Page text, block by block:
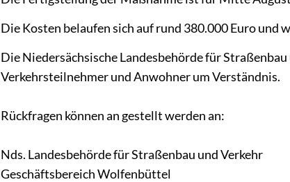
Die Kosten belaufen sich auf rund 380.000 Euro und
Die Niedersächsische Landesbehörde für
Verkehrsteilnehmer und Anwohner um Verständnis.
Rückfragen können an gestellt werden an:
Nds. Landesbehörde für Straßenbau und Verkehr
Geschäftsbereich Wolfenbüttel